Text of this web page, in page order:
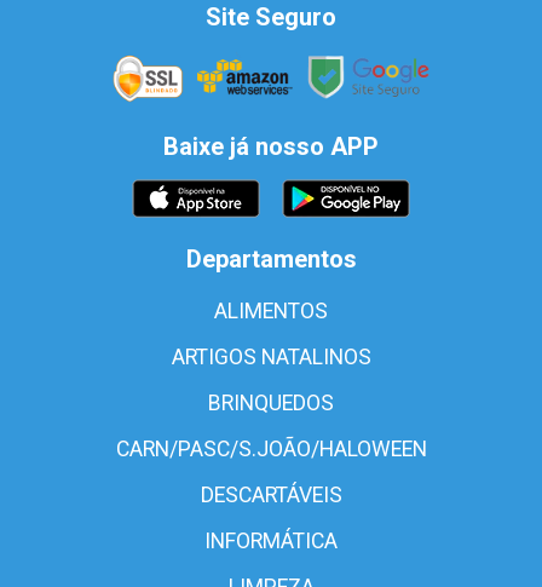
Site Seguro
Baixe já nosso APP
Departamentos
ALIMENTOS
ARTIGOS NATALINOS
BRINQUEDOS
CARN/PASC/S.JOÃO/HALOWEEN
DESCARTÁVEIS
INFORMÁTICA